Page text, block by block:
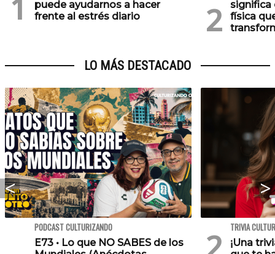
puede ayudarnos a hacer
frente al estrés diario
significa
física
LO MÁS DESTACADO
PODCAST CULTURIZANDO
E73 • Lo que NO SABES de los
TRIVIA
¡Una